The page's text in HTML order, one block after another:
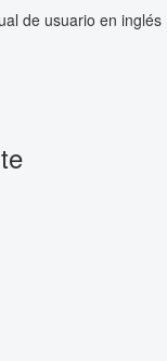
de usuario en inglés